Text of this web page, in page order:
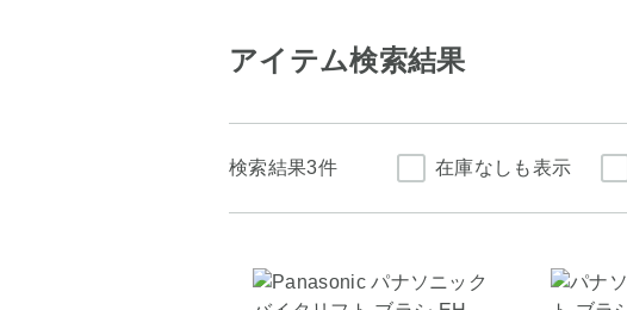
アイテム検索結果
検索結果3件 在庫なしも表示